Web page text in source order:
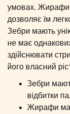
умовах. Жирафи
дозволяє їм
Зебри мають
не має
здійснювати
його власний
Зебри
відбитки
Жирафи